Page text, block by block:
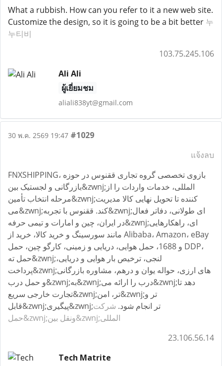
What a rubbish. How can you refer to it a new web site.
Customize the design, so it is going to be a bit better 누
누티비
103.75.245.106
Ali Ali
ผู้เยี่ยมชม
aliali838yt@gmail.com
30 พ.ค. 2569 19:47 #1029
แจ้งลบ
FNXSHIPPING، بازوی تخصصی گروه تجاری ققنوس در حوزه
بازرگانی و لجستیک بین&zwnj;المللی، خدمات واردات را از
مرحله انتخاب تأمین&zwnj;کننده تا تحویل نهایی کالا مدیریت
می&zwnj;کند. ققنوس با تجربه&zwnj;ای طولانی، دفاتر فعال
در ایران، چین و امارات و تیمی حرفه&zwnj;ای، راهکارهایی
مانند سورسینگ و خرید کالا، خرید از Alibaba، Amazon، eBay
و 1688، حمل هوایی، دریایی و زمینی، کارگو چین، حمل DDP،
حمل ته&zwnj;لنجی، ترخیص بار هوایی و دریایی،
پرداخت&zwnj;های ارزی، حواله یوان و درهم، مشاوره بازرگانی
و حمل درب&zwnj;به&zwnj;درب را ارائه می&zwnj;دهد تا
تجارت خارجی سریع&zwnj;تر، امن&zwnj;تر و
قابل&zwnj;پیگیری&zwnj;تر انجام شود. شرکت
حمل&zwnj;ونقل بین&zwnj;المللی
23.106.56.14
Tech Matrite